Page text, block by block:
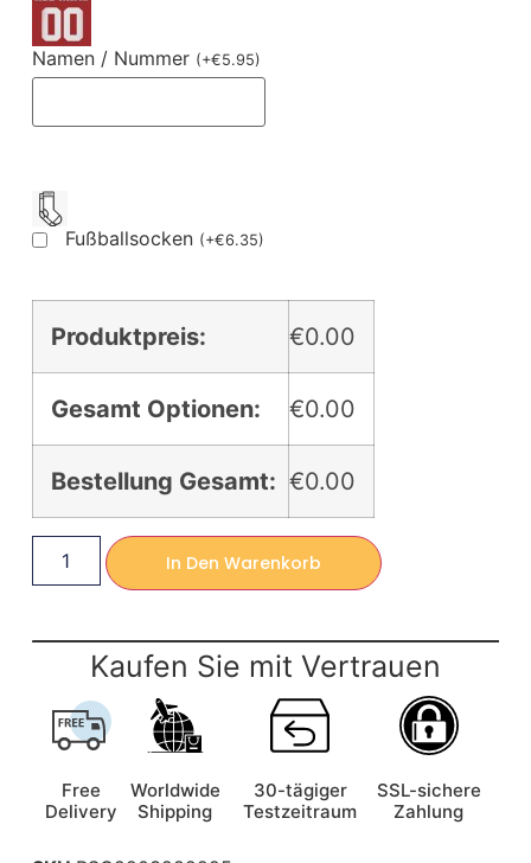
Namen / Nummer (+€5.95)
Fußballsocken (+€6.35)
Produktpreis: €0.00
Gesamt Optionen: €0.00
Bestellung Gesamt: €0.00
In Den Warenkorb
Kaufen Sie mit Vertrauen
Free
Delivery
Worldwide
Shipping
30-tägiger
Testzeitraum
SSL-sichere
Zahlung